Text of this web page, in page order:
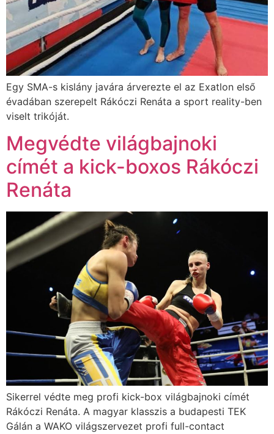
Egy SMA-s kislány javára árverezte el az Exatlon első
évadában szerepelt Rákóczi Renáta a sport reality-ben
viselt trikóját.
Megvédte világbajnoki
címét a kick-boxos Rákóczi
Renáta
Sikerrel védte meg profi kick-box világbajnoki címét
Rákóczi Renáta. A magyar klasszis a budapesti TEK
Gálán a WAKO világszervezet profi full-contact